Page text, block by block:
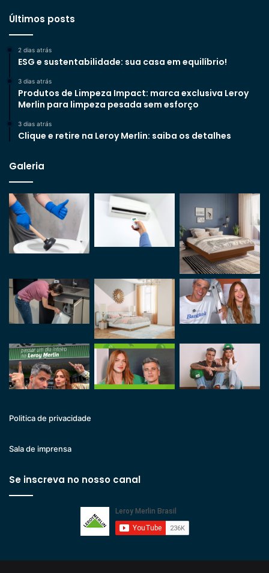
Últimos posts
2 dias atrás
ESG e sustentabilidade: sua casa em equilíbrio!
3 dias atrás
Produtos de Limpeza Impact: marca exclusiva Leroy
Merlin para limpeza pesada sem esforço
3 dias atrás
Clique e retire na Leroy Merlin: saiba os detalhes
Galeria
Politica de privacidade
Sala de imprensa
Se inscreva no nosso canal